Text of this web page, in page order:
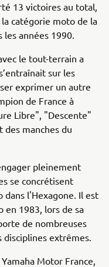
13 victoires au total,
la catégorie moto de la
années 1990.
le tout-terrain a
sur les
exprimer un autre
de France à
Libre", "Descente"
manches du
pleinement
se concrétisent
dans l'Hexagone. Il est
en 1983, lors de sa
de nombreuses
disciplines extrêmes.
Motor France,